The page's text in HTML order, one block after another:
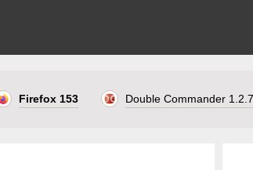
Firefox 153 Double Commander 1.2.7